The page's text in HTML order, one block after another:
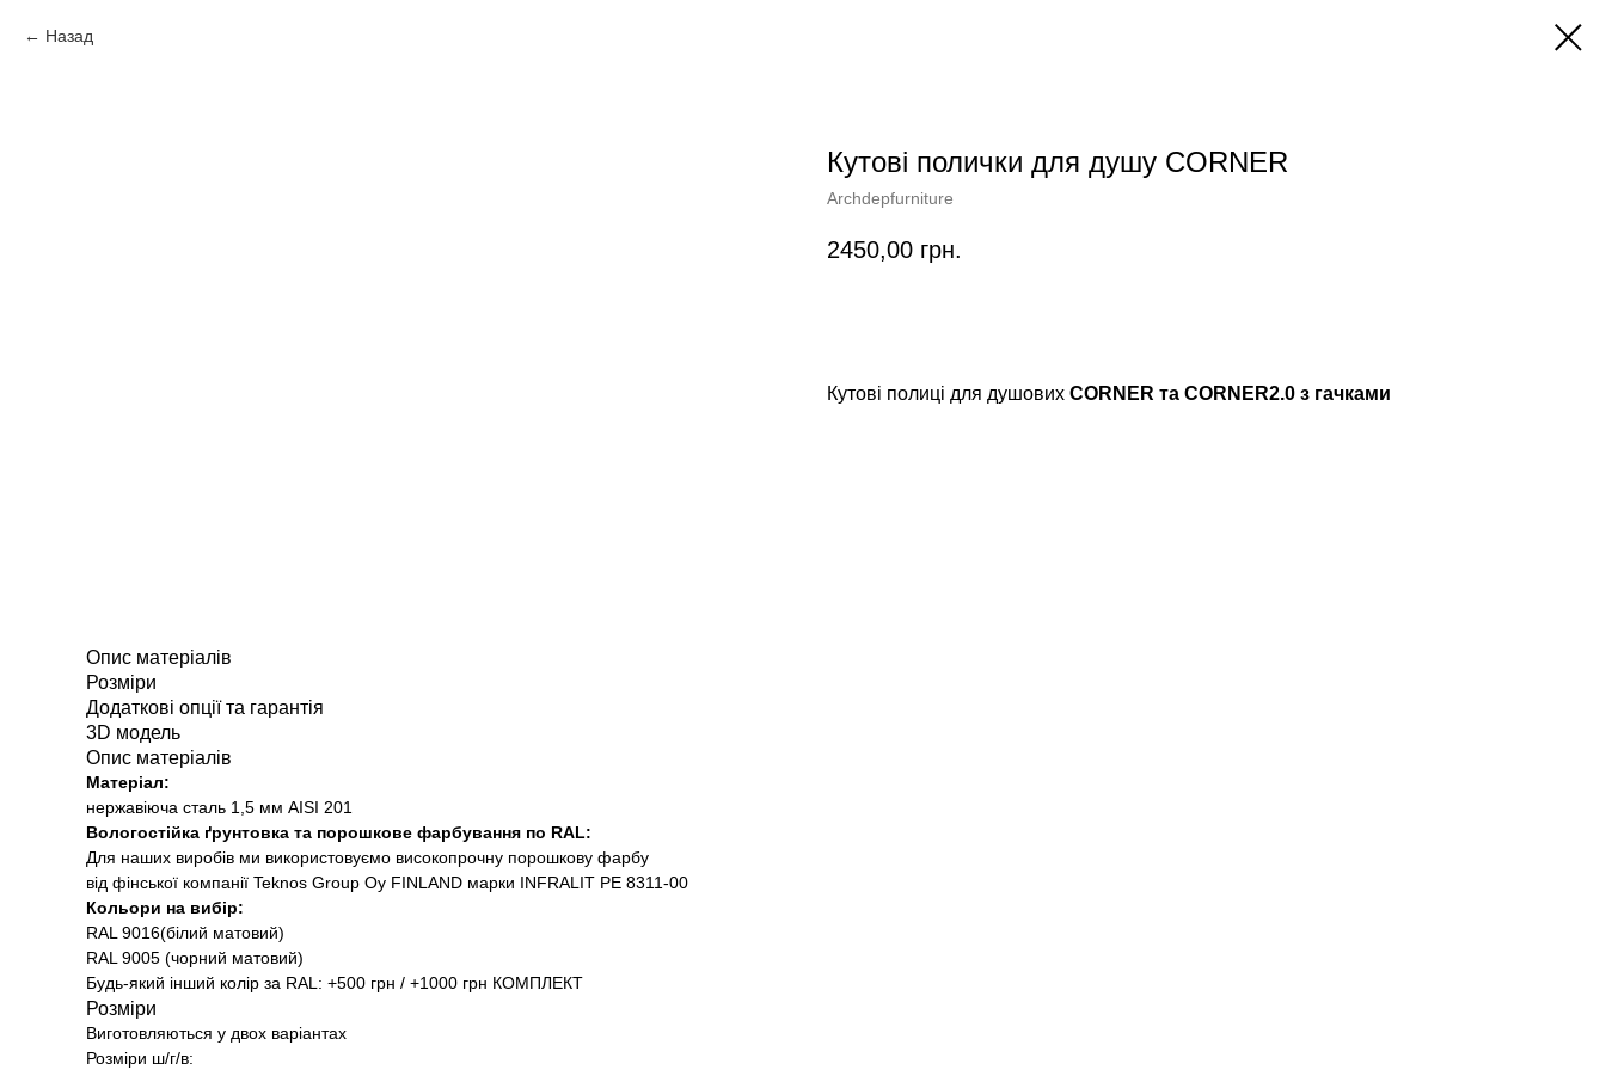
Назад
Кутові полички для душу CORNER
Archdepfurniture
2450,00 грн.
Кутові полиці для душових CORNER та CORNER2.0 з гачками
Опис матеріалів
Розміри
Додаткові опції та гарантія
3D модель
Опис матеріалів
Матеріал:
нержавіюча сталь 1,5 мм AISI 201
Вологостійка ґрунтовка та порошкове фарбування по RAL:
Для наших виробів ми використовуємо високопрочну порошкову фарбу
від фінської компанії Teknos Group Oy FINLAND марки INFRALIT PE 8311-00
Кольори на вибір:
RAL 9016(білий матовий)
RAL 9005 (чорний матовий)
Будь-який інший колір за RAL: +500 грн / +1000 грн КОМПЛЕКТ
Розміри
Виготовляються у двох варіантах
Розміри ш/г/в: